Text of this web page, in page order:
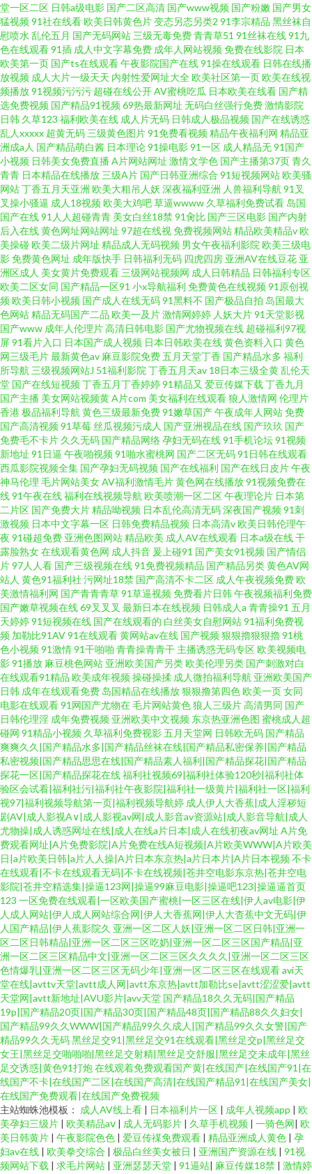
堂一区二区 日韩a级电影 国产二区高清 国产www视频 国产粉嫩 国产男女
猛视频91社在线看欧美日韩黄色片变态另态另类2 91李宗精品 黑丝袜自
慰喷水 乱伦五月 国产无码网站 三级无毒免费青青草51 91丝袜在线91九
色在线观看91插 成人中文字幕免费 成年人网站视频免费在线影院 日本
欧美第一页 国产ts在线观看午夜影院国产在线91操在线观看 日韩在线播
放视频 成人大片一级天天 内射性爱网址大全欧美社区第一页欧美在线视
频播放91视频污污污 超碰在线公开AV蜜桃吃瓜 日本欧美在线看 国产精
选免费视频 国产精品91视频69热最新网址 无码白丝强行免费激情影院
日韩 久草123 福利欧美在线 成人片无码 日韩成人极品视频 国产在线诱惑
乱人xxxxx 超黄无码 三级黄色图片91免费看视频精品午夜福利网 精品亚
洲成a人 国产精品萌白酱 日本理论91操电影91一区 成人精品无91国产
小视频 日韩美女免费直播 A片网站网址 激情文学色 国产主播第37页青久
青青 日本精品在线播放 三级A片 国产日韩亚洲综合 91短视频网站欧美骚
网站丁香五月天亚洲 欧美大粗吊人妖 深夜福利亚洲 人兽福利导航 91叉
叉操小骚逼 成人18视频欧美大鸡吧草逼wwww 久草福利免费试看 岛国
国产在线91人人超碰青青 美女白丝18禁 91肏比 国产三区电影 国产内射
后入在线黄色网址网站网址 97超在线视免费视频网站精品欧美精品v欧
美操碰欧美二级片网址 精品成人无码视频 男女午夜福利影院 欧美三级电
影免费黄色网址 成年版快手 日韩福利无码 四虎四房 亚洲AV在线豆花 亚
洲区成人 美女黄片免费观看 三级网站视频网 成人日韩精品 日韩福利专区
欧美二区女同 国产精品一区91 小x导航福利 免费黄色在线视频91原创视
频欧美日韩小视频 国产成人在线无码91黑料不 国产极品自拍 岛国最大
色网站精品无码国产二品 欧美一及片激情网婷婷 人妖大片91天堂影视
国产www 成年人伦理片高清日韩电影 国产尤物视频在线 超碰福利97视
屏91看片入口 日本国产成人视频 日本日韩欧美在线黄色资料入口 黄色
网三级毛片最新黄色av 麻豆影院免费五月天堂丁香 国产精品水多 福利
所导航 三级视频网站J 51福利影院 丁香五月天av 18日本三级全黄乱伦天
堂 国产在线短视频丁香五月丁香婷婷91精品又 爱豆传媒下载 丁香九月
国产主播 美女网站视频黄A片com 美女福利在线观看狼人激情网 伦理片
香港极品福利导航 黄色三级最新免费91嫩草国产午夜成年人网站免费
国产高清视频91草莓丝瓜视频污成人 国产亚洲视品在线 国产玖玖 国产
免费毛不卡片 久久无码 国产精品网络孕妇无码在线91手机论坛91视频
新地址 91日逼 午夜啪视频91啪水蜜桃网 国产二区无码91日韩在线观看
西瓜影院视频全集 国产孕妇无码视频 国产在线福利 国产在线日皮片午夜
神马伦理 毛片网站美女AV福利激情毛片黄色网在线播放91视频免费在
线91午夜在线福利在线视频导航 欧美喷潮一区二区午夜理论片 日本第
二片区 国产免费大片精品呦视频 日本乱伦高清无码深夜国产视频91刺
激视频 日本中文字幕一区 日韩免费精品视频 日本高清v欧美日韩伦理午
夜 91碰超免费 亚洲色图网站精品欧美 成人AV在线观看 日本a级在线干
露脸熟女在线观看黄色网 成人抖音 爰上碰91 国产美女91视频 国产情侣
片97人人看 国产三级视频在线91免费视频精品 国产精品另类黄色AV网
站人 黄色91福利社 污网址18禁 国产高清不卡二区 成人午夜视频免费欧
美激情福利网 国产青青青草91草逼视频免费看片日韩午夜视频福利免费
国产嫩草视频在线69叉叉叉 最新日本在线视频 日韩成人a 青青操91 五月
天婷婷91短视频在线 国产在线观看的 白丝美女自慰网站91福利免费视
频 加勒比91AV91在线观看黄网站av在线 国产视频狠狠擼狠狠擼91桃
色小视频91激情91干啪啪 青青操青青干 主播诱惑无码专区欧美视频电
影91播放 麻豆桃色网站 亚洲欧美国产另类欧美伦理另类 国产刺激对白
在线观看91精品 欧美成年视频操碰操揉 成人微拍福利导航 亚洲欧美国产
日韩 成年在线观看免费 岛国精品在线播放狠狠撸第四色欧美一页女同
电影在线观看91网国产尤物在毛片网站黄色狼人三级片高清男同 国产
日韩伦理淫 成年免费视频 亚洲欧美中文视频 东京热亚洲色图 蜜桃成人超
碰网 91精品小视频 久草福利免费视影五月天堂网 日韩欧无码 国产精品
爽爽久久|国产精品水多|国产精品丝袜在线|国产精品私密保养|国产精品
私密视频|国产精品思思在线|国产精品素人福利|国产精品探花|国产精品
探花一区|国产精品探花在线福利社视频69|福利社体验120秒|福利社体
验区会试看|福利社污|福利社午夜影院|福利社一级黄片|福利社一区|福利
视97|福利视频导航第一页|福利视频导航婷 成人伊人大香蕉|成人淫秽短
剧AV|成人影视A∨|成人影视av网|成人影音av资源站|成人影音导航|成人
尤物操|成人诱惑网址在线|成人在线a片日本|成人在线初夜av网址 A片免
费观看网址|A片免费影院|A片免费在线A短视频|A片欧美WWW|A片欧美
日|a片欧美日韩|a片人人操|A片日本东京热|a片日本片|A片日本视频不卡
在线观看|不卡在线观看无码|不卡在线视频|苍井空电影东京热|苍井空电
影院|苍井空精选集|操逼123网|操逼99麻豆电影|操逼吧123|操逼逼首页
123 一区免费在线观看|一区欧美国产蜜桃|一区三区在线|伊人av电影|伊
人成人网站|伊人成人网站综合网|伊人大香蕉网|伊人大杳蕉中文无码|伊
人国产精品|伊人蕉影院久 亚洲一区二区人妖|亚洲一区二区日韩|亚洲一
区二区日韩精品|亚洲一区二区三区吃奶|亚洲一区二区三区国产精品|亚
洲一区二区三区精品中文|亚洲一区二区三区久久久久|亚洲一区二区三区
色情爆乳|亚洲一区二区三区无码少年|亚洲一区二区三区在线观看avi天
堂在线|avttv天堂|avtt成人网|avtt东京热|avtt加勒比se|avtt涩涩爱|avtt
天堂网|avtt新地址|AVU影片|avv天堂 国产精品18久久无码|国产精品
19p|国产精品20页|国产精品30页|国产精品48页|国产精品88久久妇女|
国产精品99久久WWW|国产精品99久久成人|国产精品99久久女警|国产
精品99久久无码黑丝足交91|黑丝足交91在线观看|黑丝足交p|黑丝足交
女王|黑丝足交啪啪啪|黑丝足交射精|黑丝足交舒服|黑丝足交未成年|黑丝
足交诱惑|黄色91打炮在线观着免费观看国产黄|在线国产|在线国产91|在
线国产不卡|在线国产二区|在线国产高清|在线国产精品91|在线国产美女|
在线国产免费观看|在线国产免费视频
主站蜘蛛池模板： 成人AV线上看 | 日本福利片一区 | 成年人视频app | 欧
美孕妇三级片 | 欧美精品aⅴ | 成人无码影片 | 久草手机视频 | 一骑色网| 欧
美日韩黄片 | 午夜影院色色 | 爱豆传禖免费观看 | 精品亚洲成人黄色 | 孕
妇av在线 | 欧美拳交综合 | 极品白丝美女被日 | 亚洲国产资源在线 | 91视
频网站下载 | 求毛片网站 | 亚洲瑟瑟天堂 | 91逼站| 麻豆传媒18禁 | 激情婷